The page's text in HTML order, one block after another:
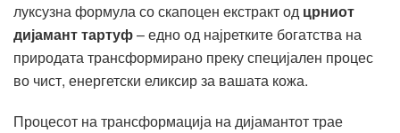
луксузна формула со скапоцен екстракт од црниот
дијамант тартуф– едно од најретките богатства на
природата трансформирано преку специјален процес
во чист, енергетски еликсир за вашата кожа.
Процесот на трансформација на дијамантот трае